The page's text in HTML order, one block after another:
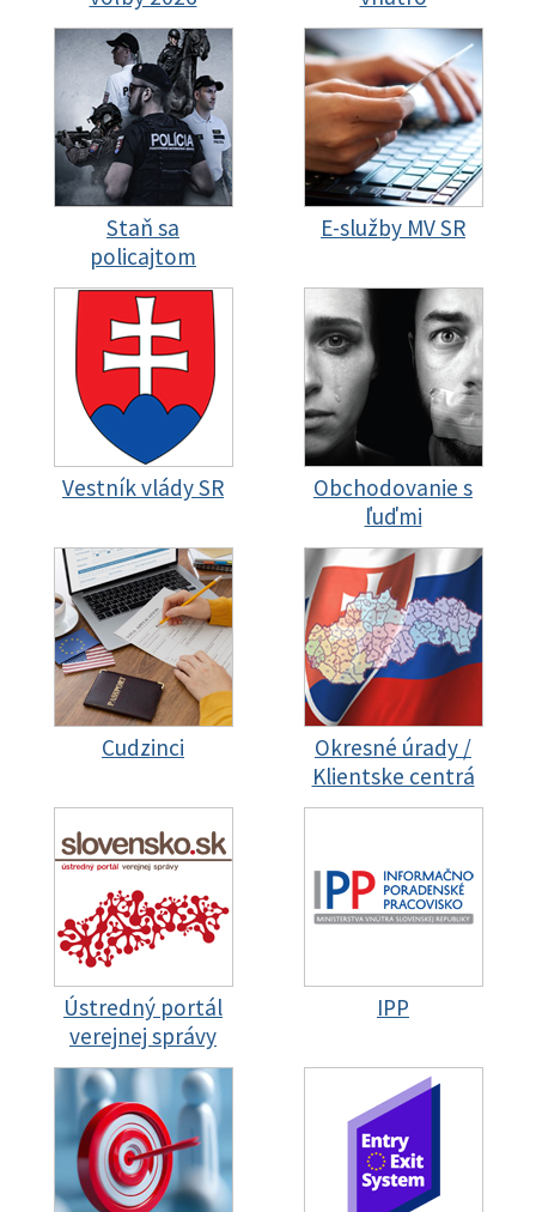
Staň sa
policajtom
E-služby MV SR
Vestník vlády SR
Obchodovanie s
ľuďmi
Cudzinci
Okresné úrady /
Klientske centrá
Ústredný portál
verejnej správy
IPP